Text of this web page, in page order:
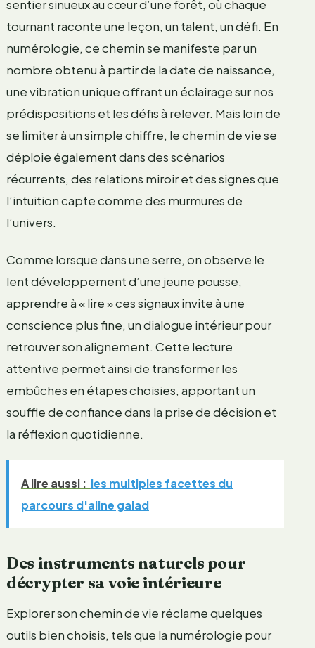
sentier sinueux au cœur d’une forêt, où chaque
tournant raconte une leçon, un talent, un défi. En
numérologie, ce chemin se manifeste par un
nombre obtenu à partir de la date de naissance,
une vibration unique offrant un éclairage sur nos
prédispositions et les défis à relever. Mais loin de
se limiter à un simple chiffre, le chemin de vie se
déploie également dans des scénarios
récurrents, des relations miroir et des signes que
l’intuition capte comme des murmures de
l’univers.
Comme lorsque dans une serre, on observe le
lent développement d’une jeune pousse,
apprendre à « lire » ces signaux invite à une
conscience plus fine, un dialogue intérieur pour
retrouver son alignement. Cette lecture
attentive permet ainsi de transformer les
embûches en étapes choisies, apportant un
souffle de confiance dans la prise de décision et
la réflexion quotidienne.
A lire aussi : les multiples facettes du
parcours d'aline gaiad
Des instruments naturels pour
décrypter sa voie intérieure
Explorer son chemin de vie réclame quelques
outils bien choisis, tels que la numérologie pour